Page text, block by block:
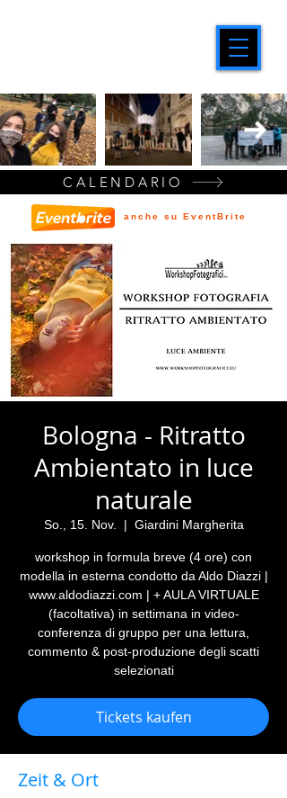
Bologna - Ritratto
Ambientato in luce
naturale
So., 15. Nov.
  |
Giardini Margherita
workshop in formula breve (4 ore) con
modella in esterna condotto da Aldo Diazzi |
www.aldodiazzi.com | + AULA VIRTUALE
(facoltativa) in settimana in video-
conferenza di gruppo per una lettura,
commento & post-produzione degli scatti
selezionati
Tickets kaufen
Zeit & Ort
CALENDARIO
anche su EventBrite